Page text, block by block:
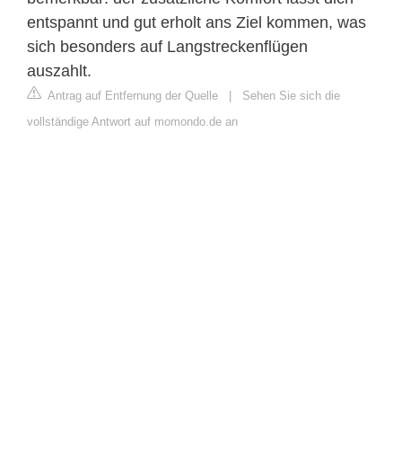
entspannt und gut erholt ans Ziel kommen, was
sich besonders auf Langstreckenflügen
auszahlt.
Antrag auf Entfernung der Quelle | Sehen Sie sich die
vollständige Antwort auf momondo.de an